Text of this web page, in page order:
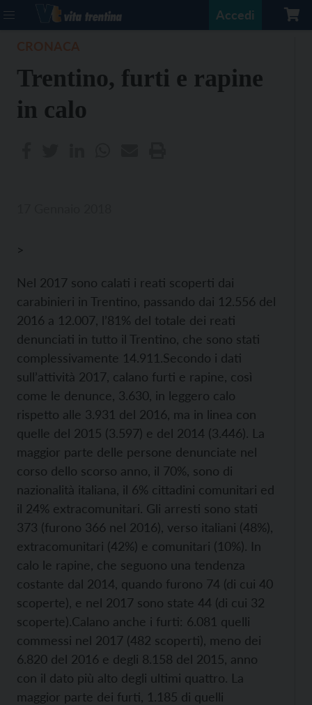
Accedi
Trentino, furti e rapine
in calo
>
Nel 2017 sono calati i reati scoperti dai
carabinieri in Trentino, passando dai 12.556 del
2016 a 12.007, l’81% del totale dei reati
denunciati in tutto il Trentino, che sono stati
complessivamente 14.911.Secondo i dati
sull’attività 2017, calano furti e rapine, così
come le denunce, 3.630, in leggero calo
rispetto alle 3.931 del 2016, ma in linea con
quelle del 2015 (3.597) e del 2014 (3.446). La
maggior parte delle persone denunciate nel
corso dello scorso anno, il 70%, sono di
nazionalità italiana, il 6% cittadini comunitari ed
il 24% extracomunitari. Gli arresti sono stati
373 (furono 366 nel 2016), verso italiani (48%),
extracomunitari (42%) e comunitari (10%). In
calo le rapine, che seguono una tendenza
costante dal 2014, quando furono 74 (di cui 40
scoperte), e nel 2017 sono state 44 (di cui 32
scoperte).Calano anche i furti: 6.081 quelli
commessi nel 2017 (482 scoperti), meno dei
6.820 del 2016 e degli 8.158 del 2015, anno
con il dato più alto degli ultimi quattro. La
maggior parte dei furti, 1.185 di quelli